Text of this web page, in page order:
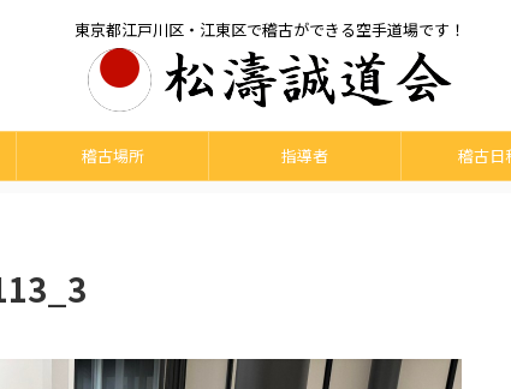
東京都江戸川区・江東区で稽古ができる空手道場です！
稽古場所 指導者 稽古日